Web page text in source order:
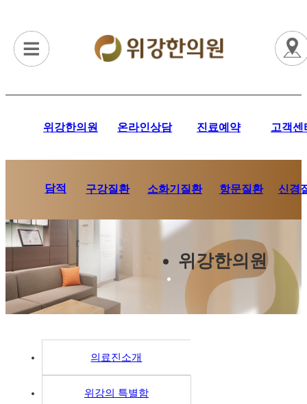
위강한의원 온라인상담 진료예약 고객센
담적 구강질환 소화기질환 항문질환 신경
위강한의원
의료진소개
위강의 특별함